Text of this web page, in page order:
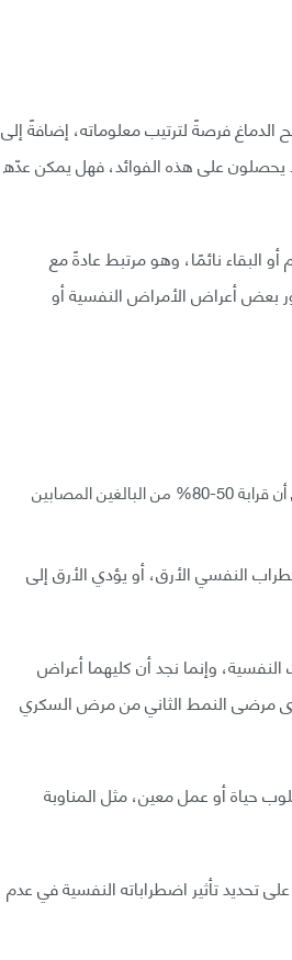
الدماغ فرصةً لترتيب معلوماته، إضافةً إلى
يحصلون على هذه الفوائد، فهل يمكن عدّه
نائمًا، وهو مرتبط عادةً مع
بعض أعراض الأمراض النفسية أو
ثمة علاقة معقدة بين الأرق والأمراض النفسية؛ إذ أشارت دراسة في عام 2018 إلى أن قرابة 50-80% من البالغين المصابين
النفسي الأرق، أو يؤدي الأرق إلى
وإنما نجد أن كليهما أعراض
مرضى النمط الثاني من مرض السكري
حياة أو عمل معين، مثل المناوبة
تحديد تأثير اضطراباته النفسية في عدم